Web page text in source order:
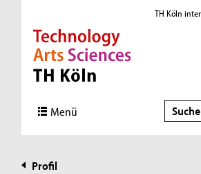
Direkt zur Hauptnavigation
Direkt zur Subnavigation
Direkt zum Inhalt
Direkt zum Fußbereich
TH Köln
Menü Suche
Profil